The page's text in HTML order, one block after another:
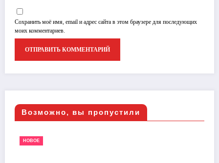
Сохранить моё имя, email и адрес сайта в этом браузере для последующих
моих комментариев.
Возможно, вы пропустили
НОВОЕ